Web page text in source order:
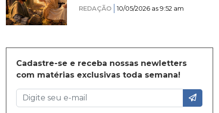
REDAÇÃO 10/05/2026 as 9:52 am
Cadastre-se e receba nossas newletters
com matérias exclusivas toda semana!